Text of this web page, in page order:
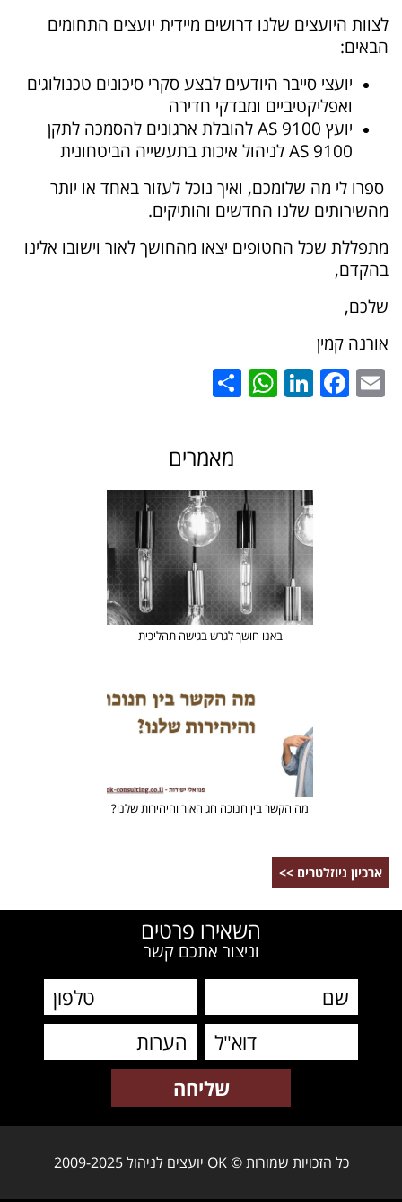
לצוות היועצים שלנו דרושים מיידית יועצים התחומים
הבאים:
יועצי סייבר היודעים לבצע סקרי סיכונים טכנולוגים
ואפליקטיביים ומבדקי חדירה
יועץ 9100 AS להובלת ארגונים להסמכה לתקן
9100 AS לניהול איכות בתעשייה הביטחונית
ספרו לי מה שלומכם, ואיך נוכל לעזור באחד או יותר
מהשירותים שלנו החדשים והותיקים.
מתפללת שכל החטופים יצאו מהחושך לאור וישובו אלינו
בהקדם,
שלכם,
אורנה קמין
Email
Facebook
LinkedIn
WhatsApp
מאמרים
באנו חושך לגרש בגישה תהליכית
מה הקשר בין חנוכה חג האור והיהירות שלנו?
ארכיון ניוזלטרים >>
השאירו פרטים
וניצור אתכם קשר
כל הזכויות שמורות © OK יועצים לניהול 2009-2025